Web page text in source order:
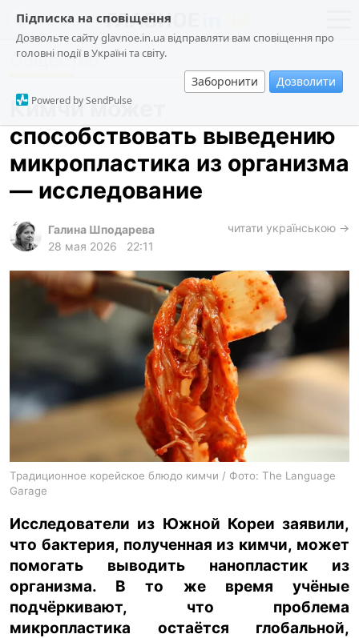
Підписка на сповіщення
Дозвольте сайту glavnoe.in.ua відправляти вам сповіщення про
головні події в Україні та світу.
Заборонити Дозволити
Powered by SendPulse
новости
о проекте
общество
происшествия
криминал
техно
харьков
архив
gambling
ua en
Общество
Кимчи может
способствовать выведению
микропластика из организма
— исследование
Галина Шподарева
28 мая 2026
22:11
читати українською →
Традиционное корейское блюдо кимчи / Фото: The Language
Garage
Исследователи из Южной Кореи заявили,
что бактерия, полученная из кимчи, может
помогать выводить нанопластик из
организма. В то же время учёные
подчёркивают, что проблема
микропластика остаётся глобальной,